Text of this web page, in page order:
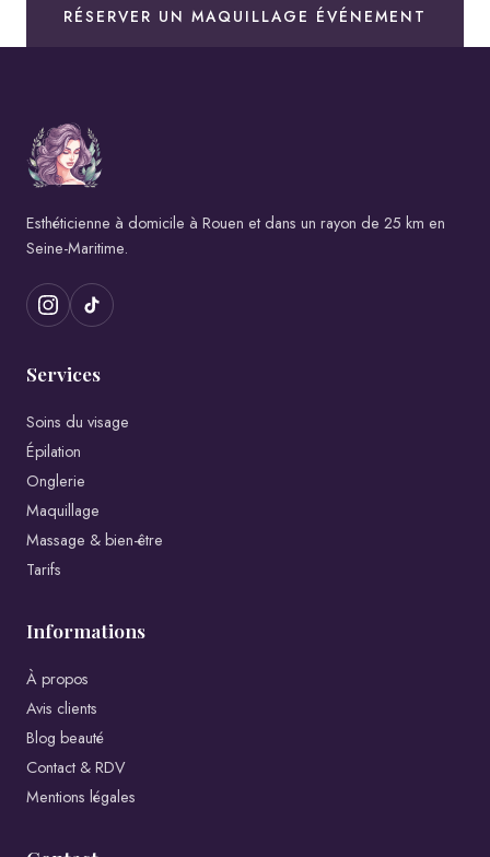
RÉSERVER UN MAQUILLAGE ÉVÉNEMENT
Esthéticienne à domicile à Rouen et dans un rayon de 25 km en
Seine-Maritime.
Services
Soins du visage
Épilation
Onglerie
Maquillage
Massage & bien-être
Tarifs
Informations
À propos
Avis clients
Blog beauté
Contact & RDV
Mentions légales